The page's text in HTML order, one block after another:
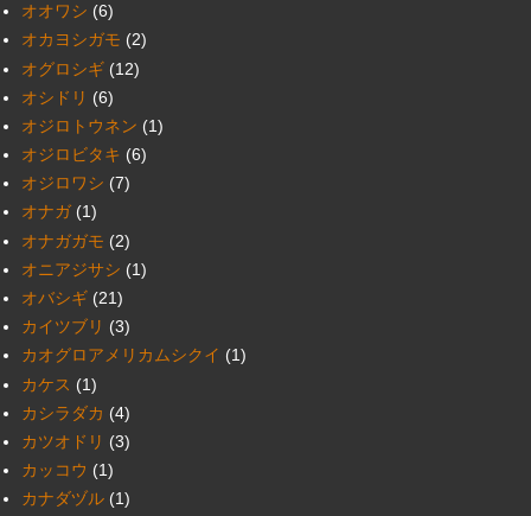
オオワシ (6)
オカヨシガモ (2)
オグロシギ (12)
オシドリ (6)
オジロトウネン (1)
オジロビタキ (6)
オジロワシ (7)
オナガ (1)
オナガガモ (2)
オニアジサシ (1)
オバシギ (21)
カイツブリ (3)
カオグロアメリカムシクイ (1)
カケス (1)
カシラダカ (4)
カツオドリ (3)
カッコウ (1)
カナダヅル (1)